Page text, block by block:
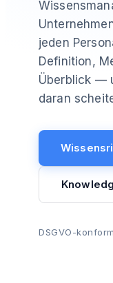
jeden
Definition,
Überblick —
daran
DSGVO-konform